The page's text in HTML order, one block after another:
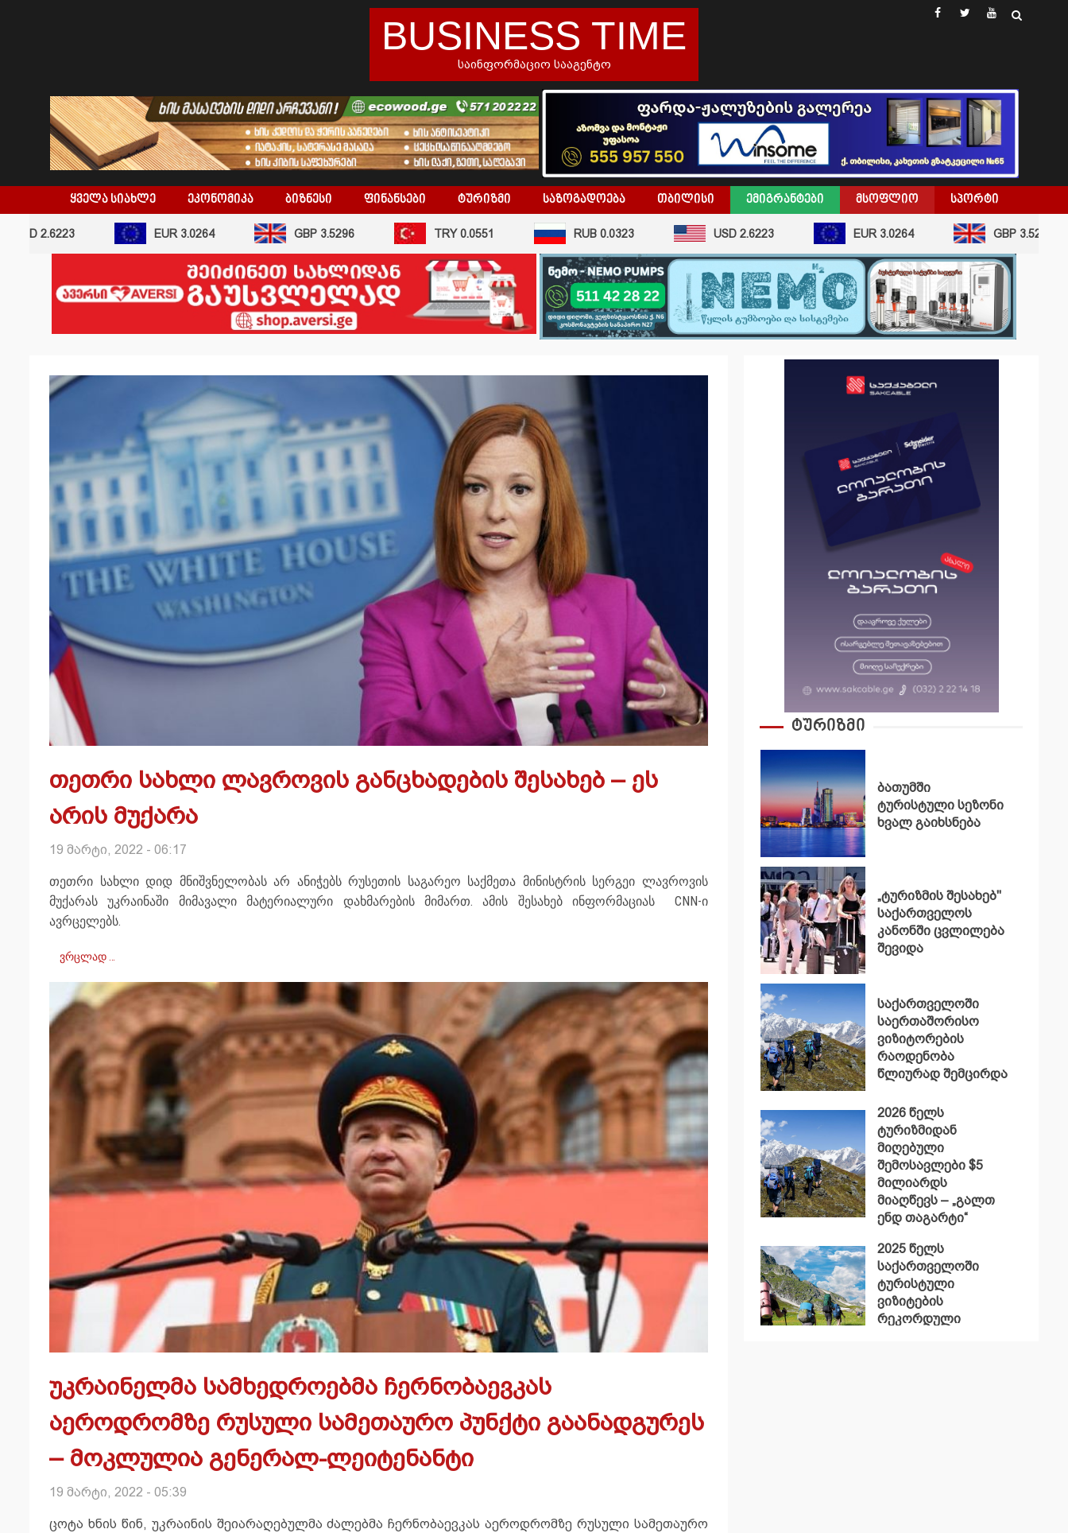
BUSINESS TIME
საინფორმაციო სააგენტო
facebooktwitteryoutube
ᲧᲕᲔᲚᲐ ᲡᲘᲐᲮᲚᲔ ᲔᲙᲝᲜᲝᲛᲘᲙᲐ ᲑᲘᲖᲜᲔᲡᲘ ᲤᲘᲜᲐᲜᲡᲔᲑᲘ ᲢᲣᲠᲘᲖᲛᲘ ᲡᲐᲖᲝᲒᲐᲓᲝᲔᲑᲐ ᲗᲑᲘᲚᲘᲡᲘ ᲔᲛᲘᲒᲠᲐᲜᲢᲔᲑᲘ ᲛᲡᲝᲤᲚᲘᲝ ᲡᲞᲝᲠᲢᲘ
2.6223 EUR 3.0264 GBP 3.5296 TRY 0.0551 RUB 0.0323 USD 2.6223 EUR 3.0264 GBP 3.5296
თეთრი სახლი ლავროვის განცხადების შესახებ – ეს
არის მუქარა
19 მარტი, 2022 - 06:17
თეთრი სახლი დიდ მნიშვნელობას არ ანიჭებს რუსეთის საგარეო საქმეთა მინისტრის სერგეი ლავროვის
მუქარას უკრაინაში მიმავალი მატერიალური დახმარების მიმართ. ამის შესახებ ინფორმაციას CNN-ი
ავრცელებს.
ვრცლად …
უკრაინელმა სამხედროებმა ჩერნობაევკას
აეროდრომზე რუსული სამეთაურო პუნქტი გაანადგურეს
– მოკლულია გენერალ-ლეიტენანტი
19 მარტი, 2022 - 05:39
ცოტა ხნის წინ, უკრაინის შეიარაღებულმა ძალებმა ჩერნობაევკას აეროდრომზე რუსული სამეთაურო
ტურიზმი
ბათუმში
ტურისტული სეზონი
ხვალ გაიხსნება
„ტურიზმის შესახებ"
საქართველოს
კანონში ცვლილება
შევიდა
საქართველოში
საერთაშორისო
ვიზიტორების
რაოდენობა
წლიურად შემცირდა
2026 წელს
ტურიზმიდან
მიღებული
შემოსავლები $5
მილიარდს
მიაღწევს – „გალთ
ენდ თაგარტი“
2025 წელს
საქართველოში
ტურისტული
ვიზიტების
რეკორდული